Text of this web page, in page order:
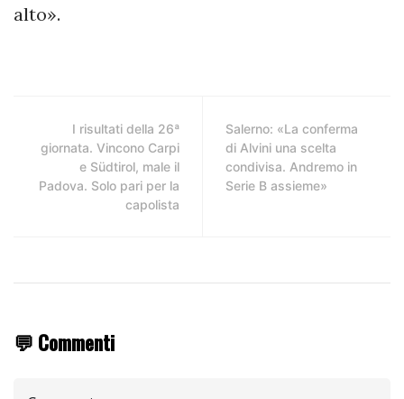
alto».
I risultati della 26ª
giornata. Vincono Carpi
e Südtirol, male il
Padova. Solo pari per la
capolista
Salerno: «La conferma
di Alvini una scelta
condivisa. Andremo in
Serie B assieme»
💬 Commenti